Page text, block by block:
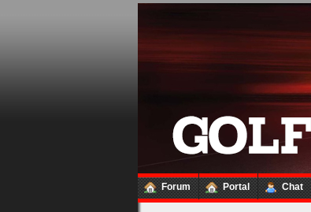
Forum Portal Chat
Trage
bitte
in
die
Felder
Deinen
und
Kennwort
ein,
um